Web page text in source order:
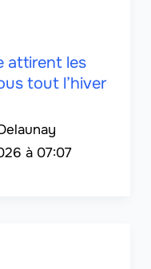
attirent les
tout l’hiver
à 07:07